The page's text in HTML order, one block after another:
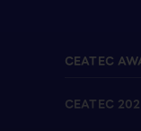
CEATEC
CEATEC